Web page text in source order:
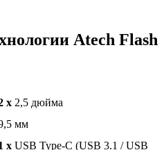
Atech Flash
x 2,5 дюйма
мм
х USB Type-C (USB 3.1 / USB